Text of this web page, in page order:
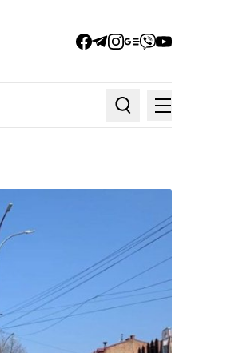
facebook
telegram
instagram
google_news
viberyoutube
Пошук по статтях
Меню